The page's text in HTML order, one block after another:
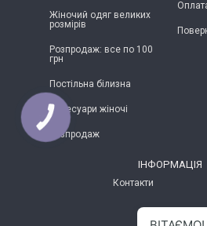
Жіночий одяг великих
розмірів
Розпродаж: все по 100
грн
Постільна білизна
Аксесуари жіночі
Розпродаж
ІНФОРМАЦІЯ
Контакти
КНОПКА
ЗВ'ЯЗКУ